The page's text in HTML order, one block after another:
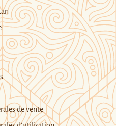
de vente